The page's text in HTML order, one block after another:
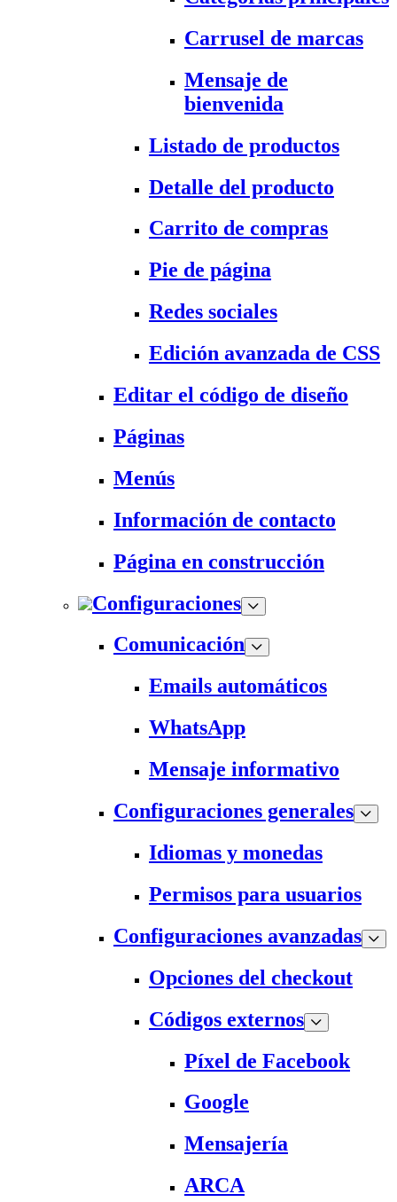
Carrusel de marcas
Mensaje de
bienvenida
Listado de productos
Detalle del producto
Carrito de compras
Pie de página
Redes sociales
Edición avanzada de CSS
Editar el código de diseño
Páginas
Menús
Información de contacto
Página en construcción
Configuraciones
Comunicación
Emails automáticos
WhatsApp
Mensaje informativo
Configuraciones generales
Idiomas y monedas
Permisos para usuarios
Configuraciones avanzadas
Opciones del checkout
Códigos externos
Píxel de Facebook
Google
Mensajería
ARCA